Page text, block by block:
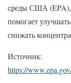
среды США (EPA),
помогает
снижать
Источник:
https://